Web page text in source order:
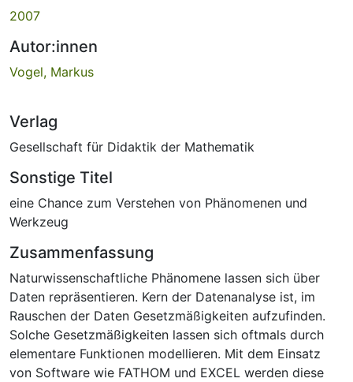
2007
Autor:innen
Vogel, Markus
Verlag
Gesellschaft für Didaktik der Mathematik
Sonstige Titel
eine Chance zum Verstehen von Phänomenen und
Werkzeug
Zusammenfassung
Naturwissenschaftliche Phänomene lassen sich über
Daten repräsentieren. Kern der Datenanalyse ist, im
Rauschen der Daten Gesetzmäßigkeiten aufzufinden.
Solche Gesetzmäßigkeiten lassen sich oftmals durch
elementare Funktionen modellieren. Mit dem Einsatz
von Software wie FATHOM und EXCEL werden diese